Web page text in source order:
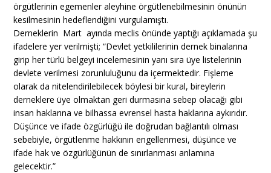
örgütlerinin egemenler aleyhine örgütlenebilmesinin önünün
kesilmesinin hedeflendiğini vurgulamıştı.
Derneklerin Mart ayında meclis önünde yaptığı açıklamada şu
ifadelere yer verilmişti; “Devlet yetkililerinin dernek binalarına
girip her türlü belgeyi incelemesinin yanı sıra üye listelerinin
devlete verilmesi zorunluluğunu da içermektedir. Fişleme
olarak da nitelendirilebilecek böylesi bir kural, bireylerin
derneklere üye olmaktan geri durmasına sebep olacağı gibi
insan haklarına ve bilhassa evrensel hasta haklarına aykırıdır.
Düşünce ve ifade özgürlüğü ile doğrudan bağlantılı olması
sebebiyle, örgütlenme hakkının engellenmesi, düşünce ve
ifade hak ve özgürlüğünün de sınırlanması anlamına
gelecektir.”